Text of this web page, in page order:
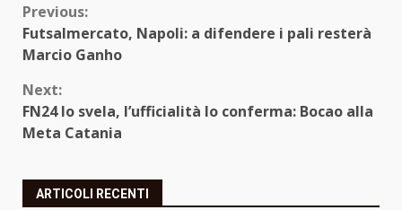
Continue
Reading
Previous:
Futsalmercato, Napoli: a difendere i pali resterà
Marcio Ganho
Next:
FN24 lo svela, l’ufficialità lo conferma: Bocao alla
Meta Catania
ARTICOLI RECENTI